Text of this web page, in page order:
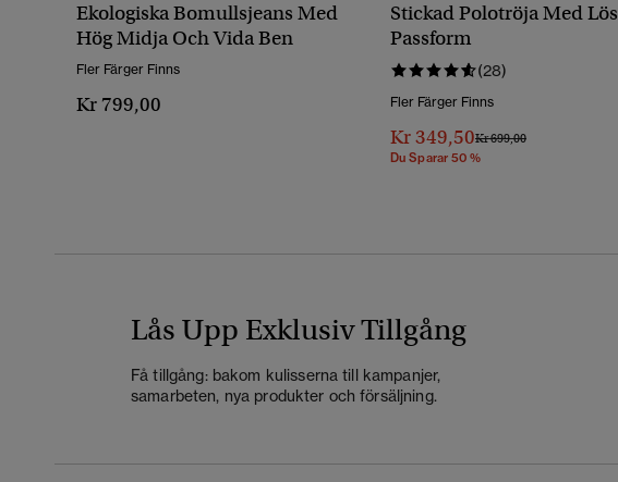
Ekologiska Bomullsjeans Med
Hög Midja Och Vida Ben
Fler Färger Finns
Kr 799,00
Stickad Polotröja Med Lös
Passform
(28)
Fler Färger Finns
Kr 349,50Pris Reducerat Från
Kr 699,00Till
Du Sparar 50 %
Lås Upp Exklusiv Tillgång
Få tillgång: bakom kulisserna till kampanjer,
samarbeten, nya produkter och försäljning.